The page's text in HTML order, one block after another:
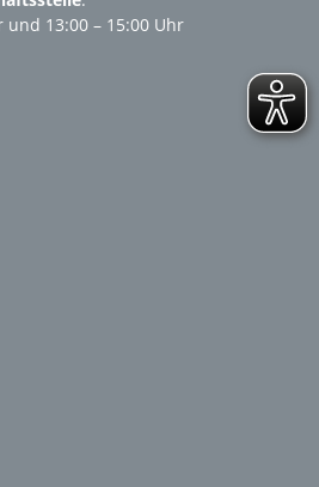
und 13:00 – 15:00 Uhr